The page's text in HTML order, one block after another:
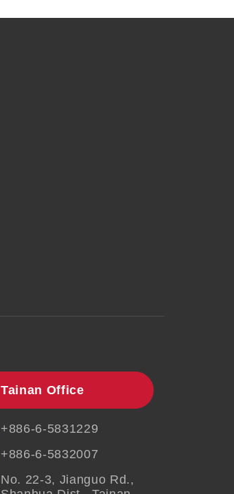
Tainan Office
+886-6-5831229
+886-6-5832007
No. 22-3, Jianguo Rd.,